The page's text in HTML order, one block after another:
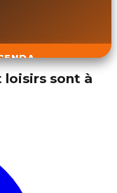
sont à